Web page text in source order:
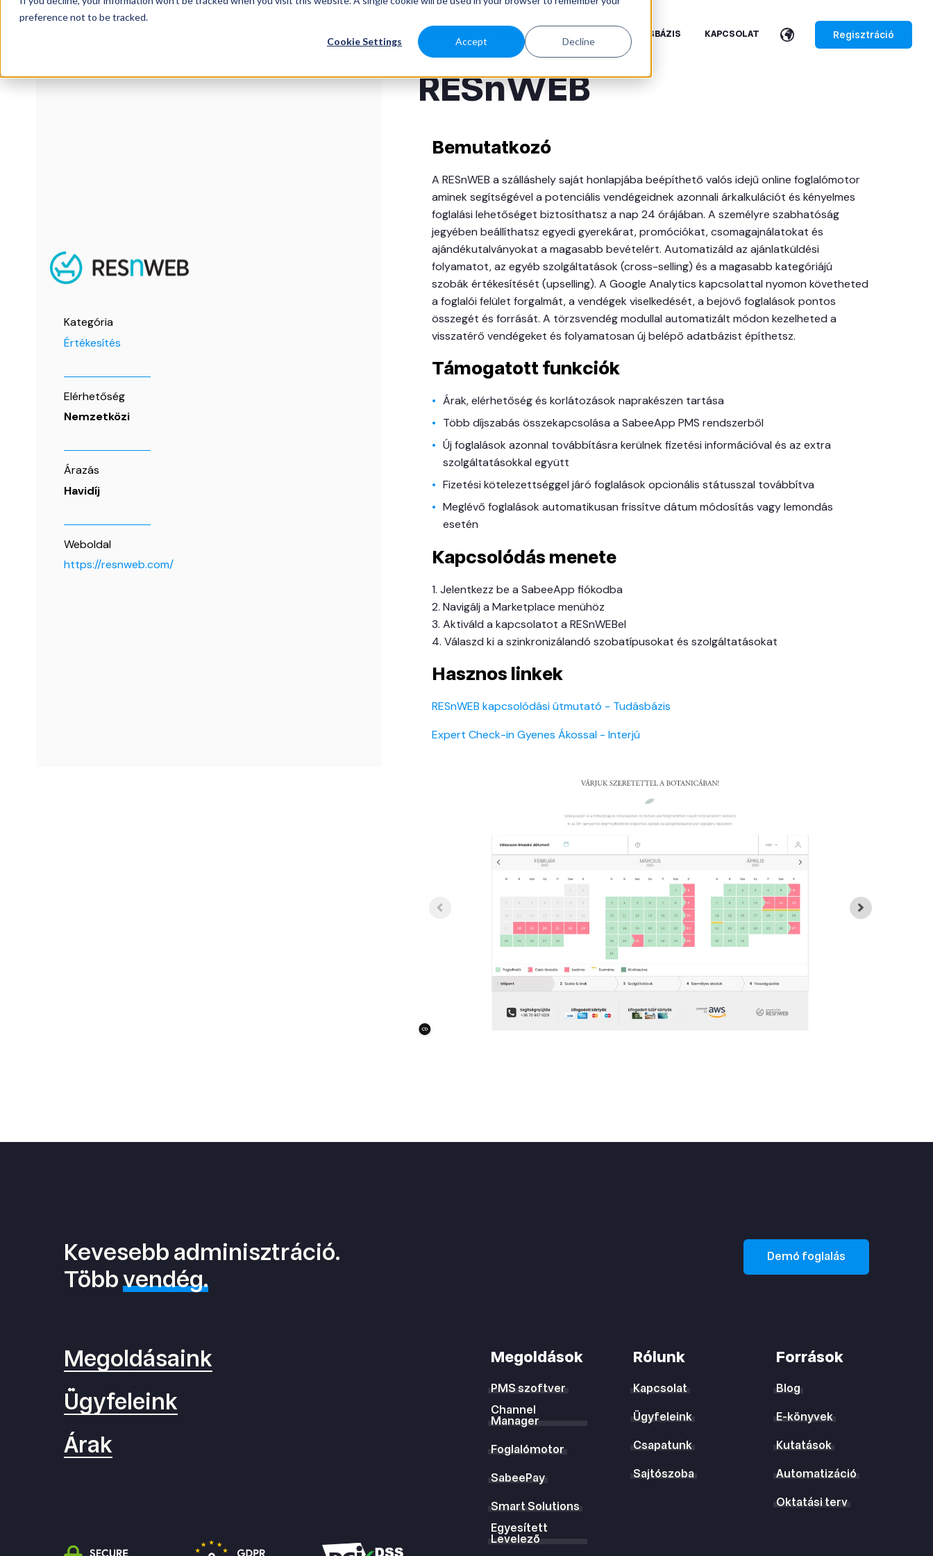
preference not to be tracked.
Cookie Settings Accept Decline
MEGOLDÁSOK ÜGYFELEINK TUDÁSBÁZIS KAPCSOLAT Regisztráció
Kategória
Értékesítés
Elérhetőség
Nemzetközi
Árazás
Havidíj
Weboldal
https://resnweb.com/
RESnWEB
Bemutatkozó
A RESnWEB a szálláshely saját honlapjába beépíthető valós idejű online foglalómotor
aminek segítségével a potenciális vendégeidnek azonnali árkalkulációt és kényelmes
foglalási lehetőséget biztosíthatsz a nap 24 órájában. A személyre szabhatóság
jegyében beállíthatsz egyedi gyerekárat, promóciókat, csomagajnálatokat és
ajándékutalványokat a magasabb bevételért. Automatizáld az ajánlatküldési
folyamatot, az egyéb szolgáltatások (cross-selling) és a magasabb kategóriájú
szobák értékesítését (upselling). A Google Analytics kapcsolattal nyomon követheted
a foglalói felület forgalmát, a vendégek viselkedését, a bejövő foglalások pontos
összegét és forrását. A törzsvendég modullal automatizált módon kezelheted a
visszatérő vendégeket és folyamatosan új belépő adatbázist építhetsz.
Támogatott funkciók
Árak, elérhetőség és korlátozások naprakészen tartása
Több díjszabás összekapcsolása a SabeeApp PMS rendszerből
Új foglalások azonnal továbbításra kerülnek fizetési információval és az extra
szolgáltatásokkal együtt
Fizetési kötelezettséggel járó foglalások opcionális státusszal továbbítva
Meglévő foglalások automatikusan frissítve dátum módosítás vagy lemondás
esetén
Kapcsolódás menete
1. Jelentkezz be a SabeeApp fiókodba
2. Navigálj a Marketplace menühöz
3. Aktiváld a kapcsolatot a RESnWEBel
4. Válaszd ki a szinkronizálandó szobatípusokat és szolgáltatásokat
Hasznos linkek
RESnWEB kapcsolódási útmutató - Tudásbázis
Expert Check-in Gyenes Ákossal - Interjú
Kevesebb adminisztráció.
Többvendég.
Demó foglalás
Megoldásaink
Ügyfeleink
Árak
Megoldások
PMS szoftver
Channel
Manager
Foglalómotor
SabeePay
Smart Solutions
Egyesített
Levelező
Rólunk
Kapcsolat
Ügyfeleink
Csapatunk
Sajtószoba
Források
Blog
E-könyvek
Kutatások
Automatizáció
Oktatási terv